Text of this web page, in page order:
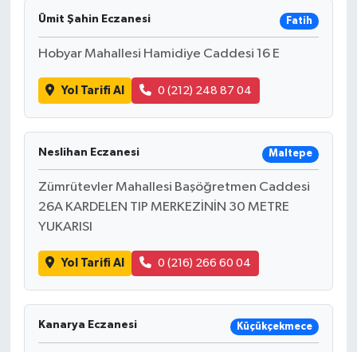
Ümit Şahin Eczanesi Fatih
Hobyar Mahallesi Hamidiye Caddesi 16 E
Yol Tarifi Al 0 (212) 248 87 04
Neslihan Eczanesi Maltepe
Zümrütevler Mahallesi Başöğretmen Caddesi
26A KARDELEN TIP MERKEZİNİN 30 METRE
YUKARISI
Yol Tarifi Al 0 (216) 266 60 04
Kanarya Eczanesi Küçükçekmece